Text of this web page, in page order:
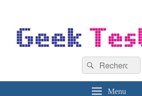
Recherche :
Rechercher
Menu